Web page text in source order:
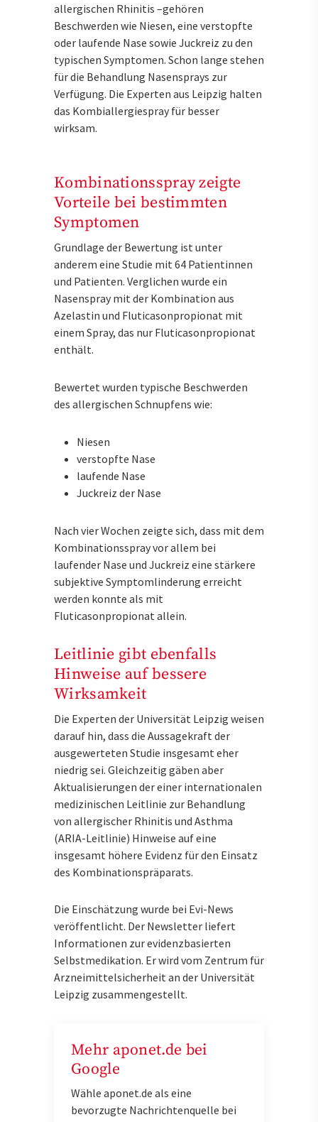
allergischen Rhinitis –gehören
Beschwerden wie Niesen, eine verstopfte
oder laufende Nase sowie Juckreiz zu den
typischen Symptomen. Schon lange stehen
für die Behandlung Nasensprays zur
Verfügung. Die Experten aus Leipzig halten
das Kombiallergiespray für besser
wirksam.
Kombinationsspray zeigte
Vorteile bei bestimmten
Symptomen
Grundlage der Bewertung ist unter
anderem eine Studie mit 64 Patientinnen
und Patienten. Verglichen wurde ein
Nasenspray mit der Kombination aus
Azelastin und Fluticasonpropionat mit
einem Spray, das nur Fluticasonpropionat
enthält.
Bewertet wurden typische Beschwerden
des allergischen Schnupfens wie:
Niesen
verstopfte Nase
laufende Nase
Juckreiz der Nase
Nach vier Wochen zeigte sich, dass mit dem
Kombinationsspray vor allem bei
laufender Nase und Juckreiz eine stärkere
subjektive Symptomlinderung erreicht
werden konnte als mit
Fluticasonpropionat allein.
Leitlinie gibt ebenfalls
Hinweise auf bessere
Wirksamkeit
Die Experten der Universität Leipzig weisen
darauf hin, dass die Aussagekraft der
ausgewerteten Studie insgesamt eher
niedrig sei. Gleichzeitig gäben aber
Aktualisierungen der einer internationalen
medizinischen Leitlinie zur Behandlung
von allergischer Rhinitis und Asthma
(ARIA-Leitlinie) Hinweise auf eine
insgesamt höhere Evidenz für den Einsatz
des Kombinationspräparats.
Die Einschätzung wurde bei Evi-News
veröffentlicht. Der Newsletter liefert
Informationen zur evidenzbasierten
Selbstmedikation. Er wird vom Zentrum für
Arzneimittelsicherheit an der Universität
Leipzig zusammengestellt.
Mehr aponet.de bei
Google
Wähle aponet.de als eine
bevorzugte Nachrichtenquelle bei